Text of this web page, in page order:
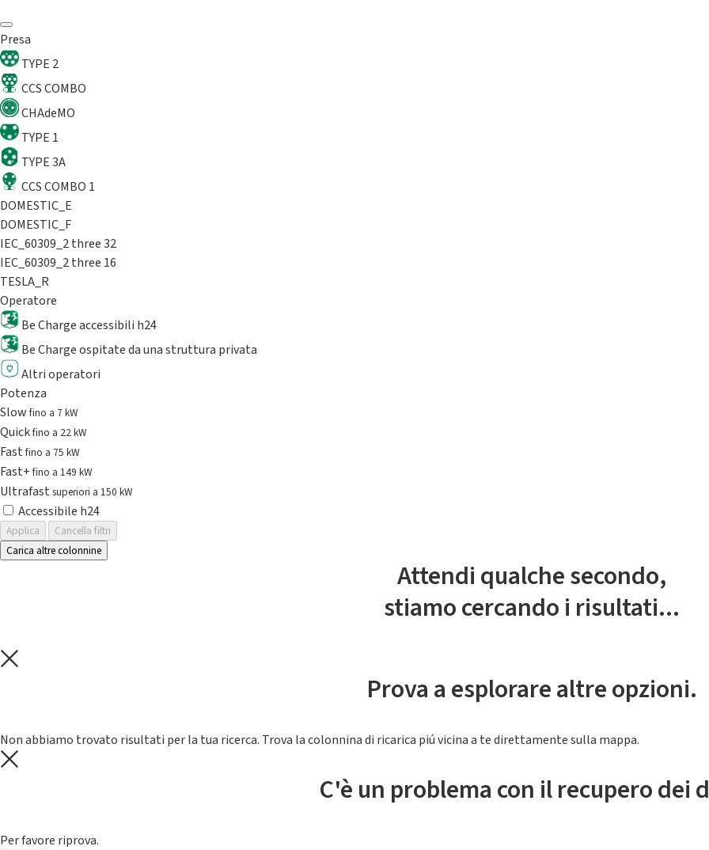
Presa
TYPE 2
CCS COMBO
CHAdeMO
TYPE 1
TYPE 3A
CCS COMBO 1
DOMESTIC_E
DOMESTIC_F
IEC_60309_2 three 32
IEC_60309_2 three 16
TESLA_R
Operatore
Be Charge accessibili h24
Be Charge ospitate da una struttura privata
Altri operatori
Potenza
Slowfino a 7 kW
Quickfino a 22 kW
Fastfino a 75 kW
Fast+fino a 149 kW
Ultrafast superiori a 150 kW
Accessibile h24
Applica
Cancella filtri
Carica altre colonnine
Attendi qualche secondo,
stiamo cercando i risultati...
Prova a esplorare altre opzioni.
Non abbiamo trovato risultati per la tua ricerca. Trova la colonnina di ricarica piú vicina a te direttamente sulla mappa.
C'è un problema con il recupero dei
Per favore riprova.